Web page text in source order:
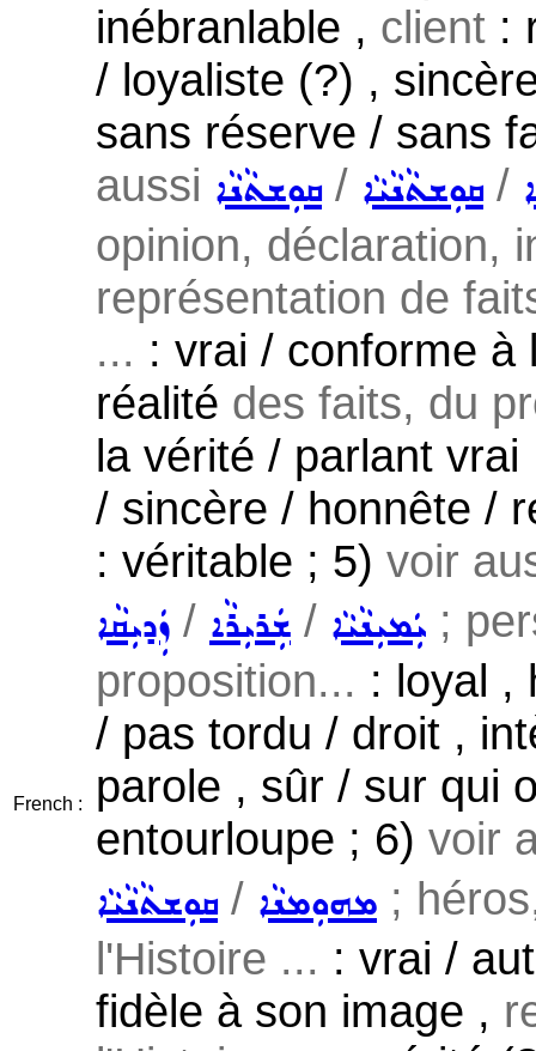
French :
inébranlable , client :
/ loyaliste (?) ,
sans réserve / sans
aussi ܩܘܼܫܬܵܢܵܐ / ܩܘܼܫܬܵܢܵܝܵܐ /
opinion, déclaration,
représentation de
... : vrai / conforme à
réalité des faits, du
la vérité / parlant
/ sincère / honnête /
: véritable ; 5) voir
ܙܲܕܝܼܩܵܐ / ܫܲܪܝܼܪܵܐ / ܝܲܡܝܼܢܵܝܵܐ ;
proposition... : loyal ,
/ pas tordu / droit ,
parole , sûr / sur qui
entourloupe ; 6) voir
ܩܘܼܫܬܵܢܵܝܵܐ / ܡܗܘܼܡܢܵܐ ;
l'Histoire ... : vrai /
fidèle à son image ,